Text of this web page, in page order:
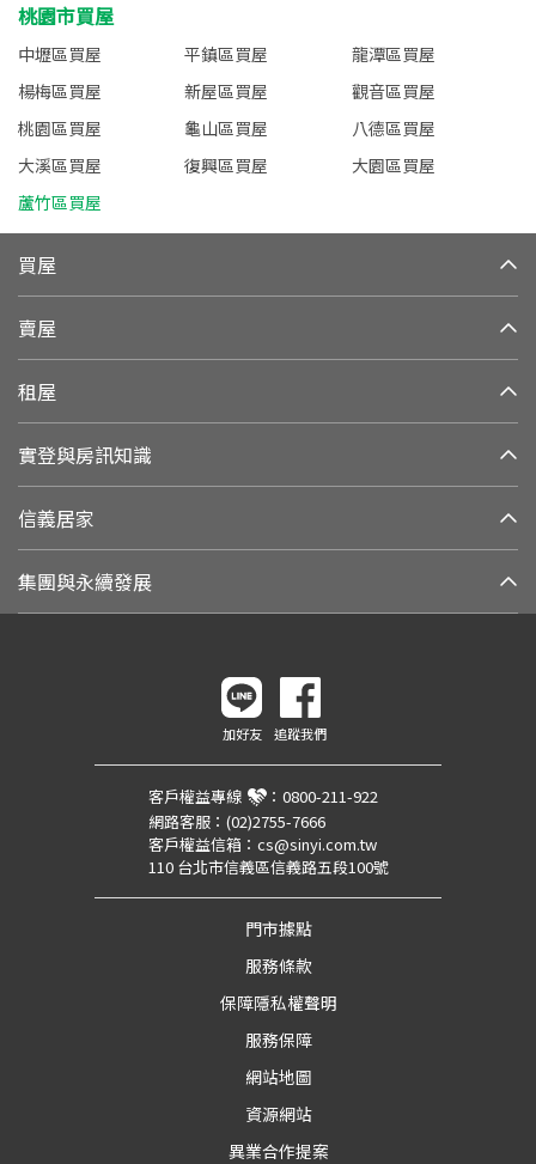
桃園市買屋
中壢區買屋 平鎮區買屋
龍潭區買屋
楊梅區買屋
新屋區買屋
觀音區買屋
桃園區買屋
龜山區買屋
八德區買屋
大溪區買屋
復興區買屋
大園區買屋
蘆竹區買屋
買屋
賣屋
租屋
實登與房訊知識
信義居家
集團與永續發展
加好友 追蹤我們
客戶權益專線 ： 0800-211-922
網路客服： (02)2755-7666
客戶權益信箱： cs@sinyi.com.tw
110 台北市信義區信義路五段100號
門市據點
服務條款
保障隱私權聲明
服務保障
網站地圖
資源網站
異業合作提案